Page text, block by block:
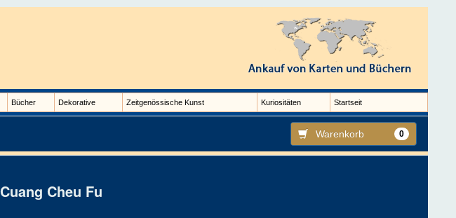
Bücher Dekorative Zeitgenössische Kunst Kuriositäten Startseit
Warenkorb 0
Cuang Cheu Fu